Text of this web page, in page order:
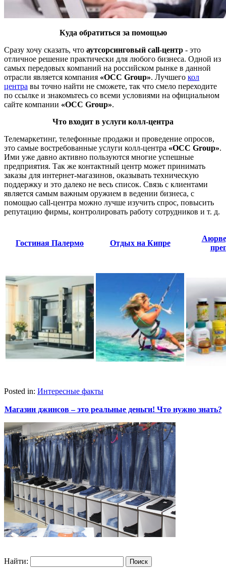
Куда обратиться за помощью
Сразу хочу сказать, что аутсорсинговый call-центр - это
отличное решение практически для любого бизнеса. Одной из
самых передовых компаний на российском рынке в данной
отрасли является компания «OCC Group». Лучшего кол
центра вы точно найти не сможете, так что смело переходите
по ссылке и знакомьтесь со всеми условиями на официальном
сайте компании «OCC Group».
Что входит в услуги колл-центра
Телемаркетинг, телефонные продажи и проведение опросов,
это самые востребованные услуги колл-центра «OCC Group».
Ими уже давно активно пользуются многие успешные
предприятия. Так же контактный центр может принимать
заказы для интернет-магазинов, оказывать техническую
поддержку и это далеко не весь список. Связь с клиентами
является самым важным оружием в ведении бизнеса, с
помощью call-центра можно лучше изучить спрос, повысить
репутацию фирмы, контролировать работу сотрудников и т. д.
Гостиная Палермо Отдых на Кипре
Posted in: Интересные факты
Магазин джинсов – это реальные деньги! Что нужно знать?
Найти: